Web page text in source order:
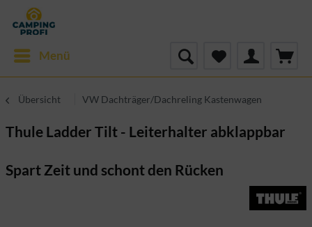
Menü
Übersicht VW Dachträger/Dachreling Kastenwagen
Thule Ladder Tilt - Leiterhalter abklappbar
Spart Zeit und schont den Rücken